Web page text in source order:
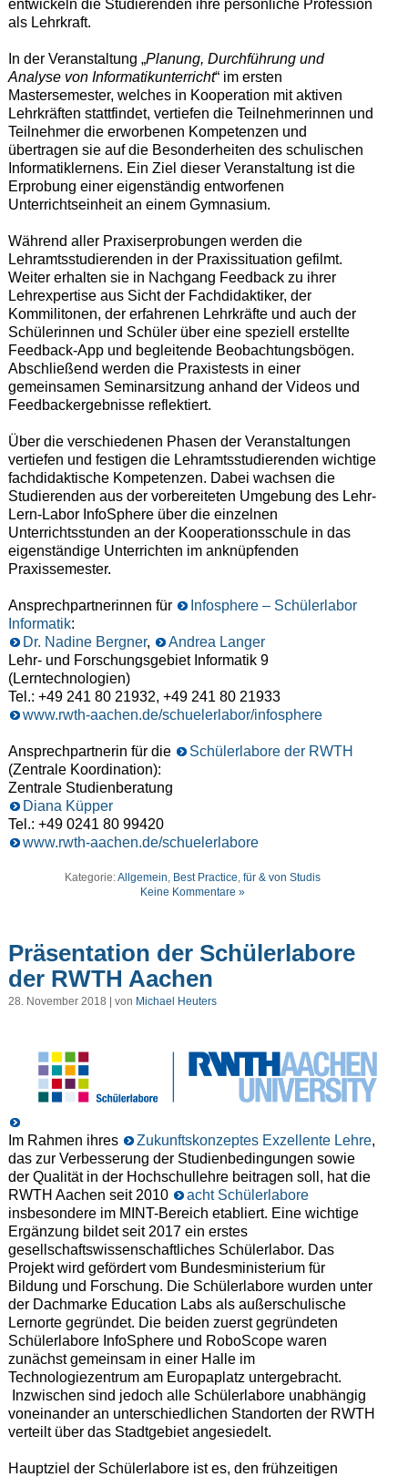
entwickeln die Studierenden ihre persönliche Profession
als Lehrkraft.
In der Veranstaltung „Planung, Durchführung und
Analyse von Informatikunterricht“ im ersten
Mastersemester, welches in Kooperation mit aktiven
Lehrkräften stattfindet, vertiefen die Teilnehmerinnen und
Teilnehmer die erworbenen Kompetenzen und
übertragen sie auf die Besonderheiten des schulischen
Informatiklernens. Ein Ziel dieser Veranstaltung ist die
Erprobung einer eigenständig entworfenen
Unterrichtseinheit an einem Gymnasium.
Während aller Praxiserprobungen werden die
Lehramtsstudierenden in der Praxissituation gefilmt.
Weiter erhalten sie in Nachgang Feedback zu ihrer
Lehrexpertise aus Sicht der Fachdidaktiker, der
Kommilitonen, der erfahrenen Lehrkräfte und auch der
Schülerinnen und Schüler über eine speziell erstellte
Feedback-App und begleitende Beobachtungsbögen.
Abschließend werden die Praxistests in einer
gemeinsamen Seminarsitzung anhand der Videos und
Feedbackergebnisse reflektiert.
Über die verschiedenen Phasen der Veranstaltungen
vertiefen und festigen die Lehramtsstudierenden wichtige
fachdidaktische Kompetenzen. Dabei wachsen die
Studierenden aus der vorbereiteten Umgebung des Lehr-
Lern-Labor InfoSphere über die einzelnen
Unterrichtsstunden an der Kooperationsschule in das
eigenständige Unterrichten im anknüpfenden
Praxissemester.
Ansprechpartnerinnen für
Infosphere – Schülerlabor
Informatik:
Dr. Nadine Bergner,
Andrea Langer
Lehr- und Forschungsgebiet Informatik 9
(Lerntechnologien)
Tel.: +49 241 80 21932, +49 241 80 21933
www.rwth-aachen.de/schuelerlabor/infosphere
Ansprechpartnerin für die
Schülerlabore der RWTH
(Zentrale Koordination):
Zentrale Studienberatung
Diana Küpper
Tel.: +49 0241 80 99420
www.rwth-aachen.de/schuelerlabore
Kategorie:Allgemein Best Practice ,für & von Studis
Keine Kommentare »
Präsentation der Schülerlabore
der RWTH Aachen
28. November 2018 | von Michael Heuters
Im Rahmen ihres Zukunftskonzeptes Exzellente Lehre,
das zur Verbesserung der Studienbedingungen sowie
der Qualität in der Hochschullehre beitragen soll, hat die
RWTH Aachen seit 2010
acht Schülerlabore
insbesondere im MINT-Bereich etabliert. Eine wichtige
Ergänzung bildet seit 2017 ein erstes
gesellschaftswissenschaftliches Schülerlabor. Das
Projekt wird gefördert vom Bundesministerium für
Bildung und Forschung. Die Schülerlabore wurden unter
der Dachmarke Education Labs als außerschulische
Lernorte gegründet. Die beiden zuerst gegründeten
Schülerlabore InfoSphere und RoboScope waren
zunächst gemeinsam in einer Halle im
Technologiezentrum am Europaplatz untergebracht.
Inzwischen sind jedoch alle Schülerlabore unabhängig
voneinander an unterschiedlichen Standorten der RWTH
verteilt über das Stadtgebiet angesiedelt.
Hauptziel der Schülerlabore ist es, den frühzeitigen